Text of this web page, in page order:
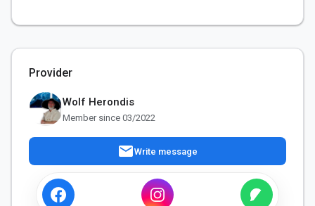
Provider
Wolf Herondis
Member since 03/2022
mailWrite message